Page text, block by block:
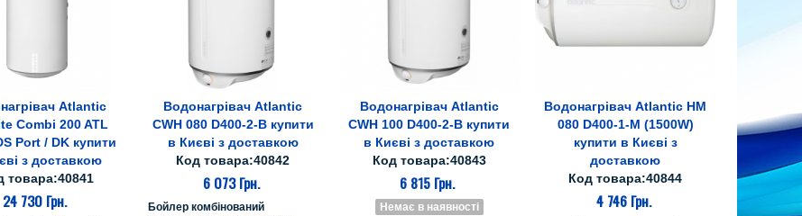
кошик
Atlantic
Combi 200 ATL
Port / DK купити
з доставкою
товара:40841
24 730 Грн.
В кошик
Водонагрівач Atlantic
CWH 080 D400-2-B купити
в Києві з доставкою
Код товара:40842
6 073 Грн.
Бойлер комбінований
Все про товар
Водонагрівач Atlantic
CWH 100 D400-2-B купити
в Києві з доставкою
Код товара:40843
6 815 Грн.
Немає в наявності
Все про товар
Водонагрівач Atlantic HM
080 D400-1-M (1500W)
купити в Києві з
доставкою
Код товара:40844
4 746 Грн.